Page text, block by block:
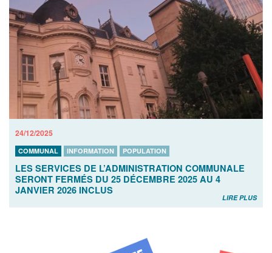
24/12/2025
COMMUNAL INFORMATION POPULATION
LES SERVICES DE L’ADMINISTRATION COMMUNALE
SERONT FERMÉS DU 25 DÉCEMBRE 2025 AU 4
JANVIER 2026 INCLUS
LIRE PLUS